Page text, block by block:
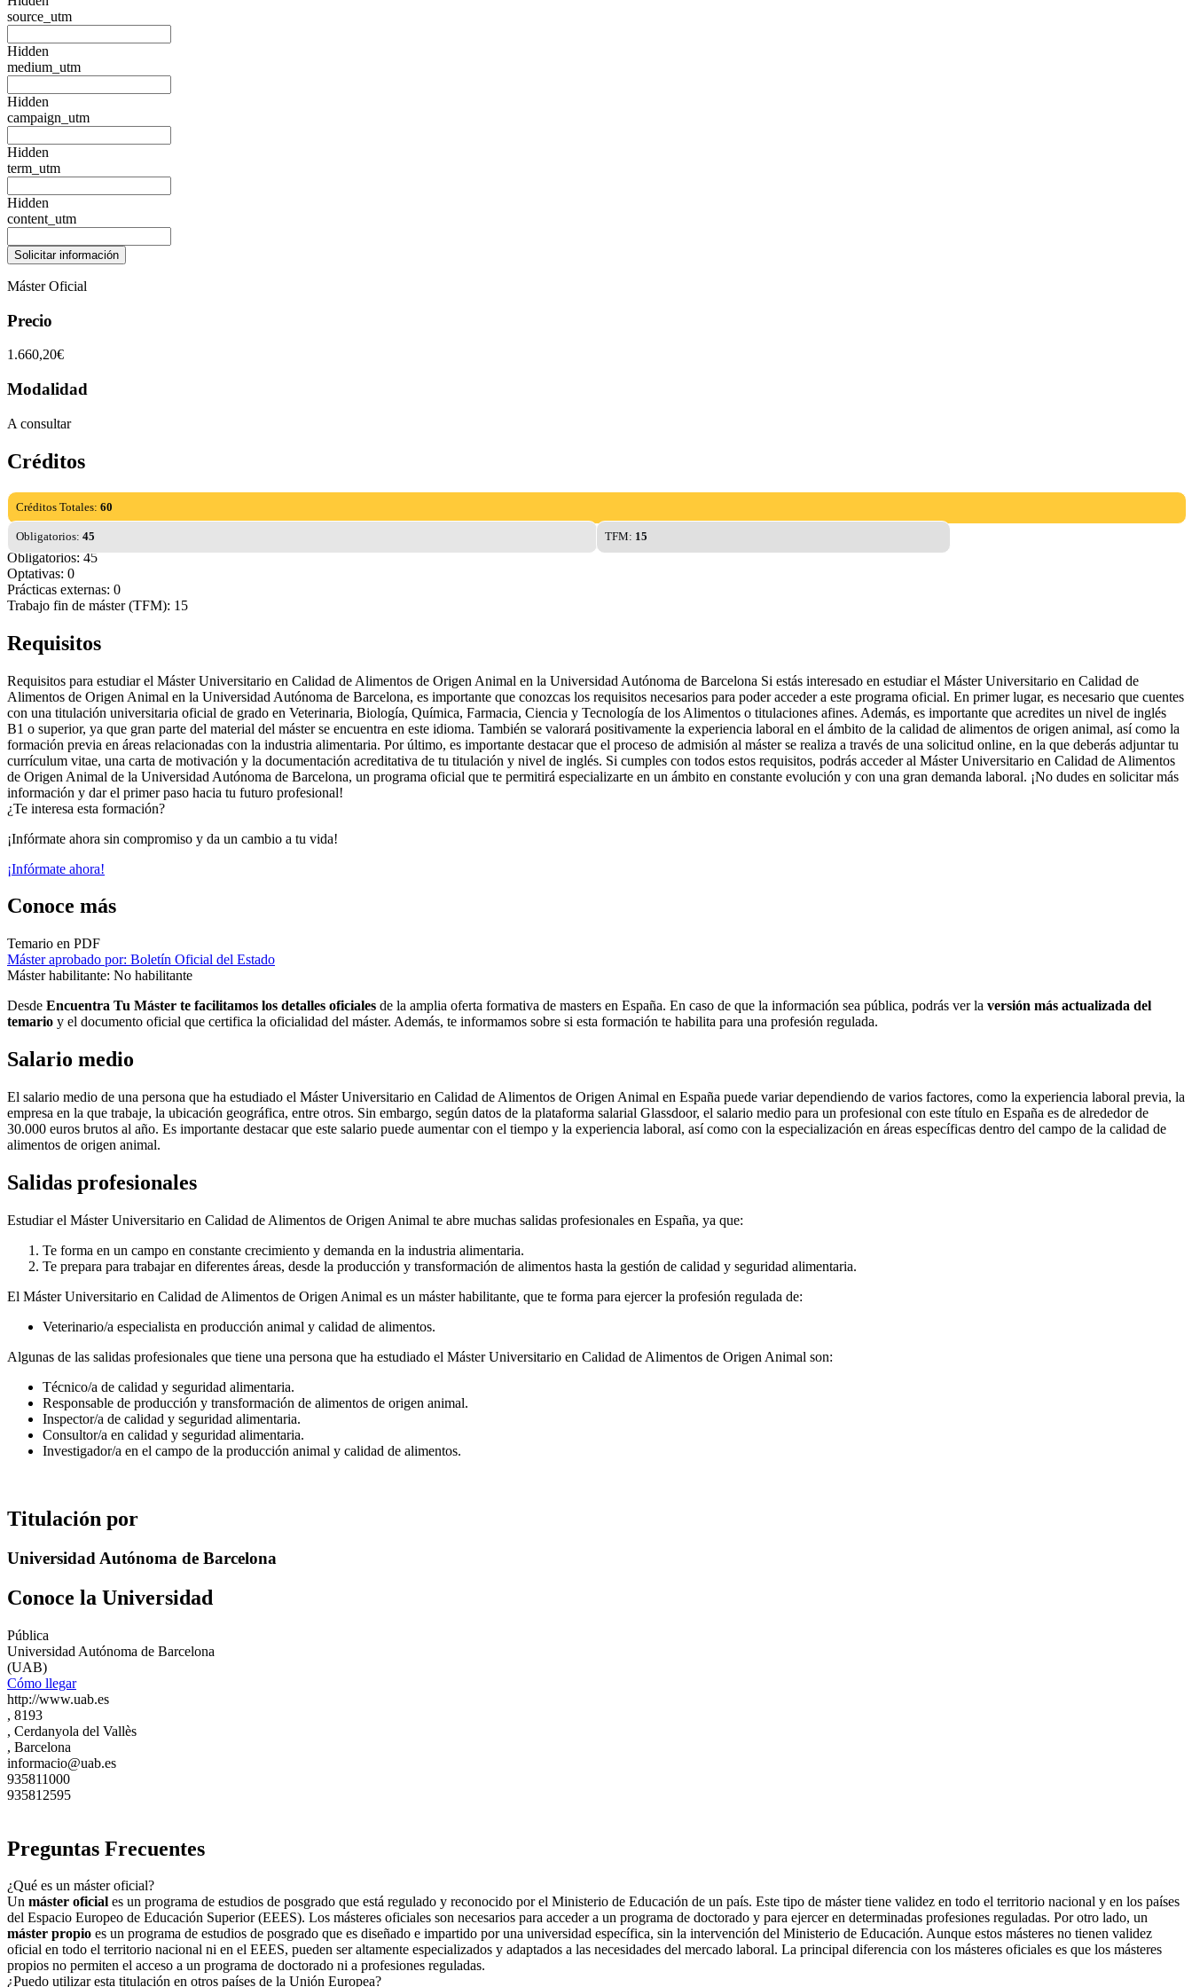
source_utm
Hidden
medium_utm
Hidden
campaign_utm
Hidden
term_utm
Hidden
content_utm
Máster Oficial
Precio
1.660,20€
Modalidad
A consultar
Créditos
Créditos Totales: 60
Obligatorios: 45 TFM: 15
Obligatorios: 45
Optativas: 0
Prácticas externas: 0
Trabajo fin de máster (TFM): 15
Requisitos
Requisitos para estudiar el Máster Universitario en Calidad de Alimentos de Origen Animal en la Universidad Autónoma de Barcelona Si estás interesado en estudiar el Máster Universitario en Calidad de
Alimentos de Origen Animal en la Universidad Autónoma de Barcelona, es importante que conozcas los requisitos necesarios para poder acceder a este programa oficial. En primer lugar, es necesario que cuentes
con una titulación universitaria oficial de grado en Veterinaria, Biología, Química, Farmacia, Ciencia y Tecnología de los Alimentos o titulaciones afines. Además, es importante que acredites un nivel de inglés
B1 o superior, ya que gran parte del material del máster se encuentra en este idioma. También se valorará positivamente la experiencia laboral en el ámbito de la calidad de alimentos de origen animal, así como la
formación previa en áreas relacionadas con la industria alimentaria. Por último, es importante destacar que el proceso de admisión al máster se realiza a través de una solicitud online, en la que deberás adjuntar tu
currículum vitae, una carta de motivación y la documentación acreditativa de tu titulación y nivel de inglés. Si cumples con todos estos requisitos, podrás acceder al Máster Universitario en Calidad de Alimentos
de Origen Animal de la Universidad Autónoma de Barcelona, un programa oficial que te permitirá especializarte en un ámbito en constante evolución y con una gran demanda laboral. ¡No dudes en solicitar más
información y dar el primer paso hacia tu futuro profesional!
¿Te interesa esta formación?
¡Infórmate ahora sin compromiso y da un cambio a tu vida!
¡Infórmate ahora!
Conoce más
Temario en PDF
Máster aprobado por: Boletín Oficial del Estado
Máster habilitante: No habilitante
Desde Encuentra Tu Máster te facilitamos los detalles oficiales de la amplia oferta formativa de masters en España. En caso de que la información sea pública, podrás ver la versión más actualizada del
temario y el documento oficial que certifica la oficialidad del máster. Además, te informamos sobre si esta formación te habilita para una profesión regulada.
Salario medio
El salario medio de una persona que ha estudiado el Máster Universitario en Calidad de Alimentos de Origen Animal en España puede variar dependiendo de varios factores, como la experiencia laboral previa, la
empresa en la que trabaje, la ubicación geográfica, entre otros. Sin embargo, según datos de la plataforma salarial Glassdoor, el salario medio para un profesional con este título en España es de alrededor de
30.000 euros brutos al año. Es importante destacar que este salario puede aumentar con el tiempo y la experiencia laboral, así como con la especialización en áreas específicas dentro del campo de la calidad de
alimentos de origen animal.
Salidas profesionales
Estudiar el Máster Universitario en Calidad de Alimentos de Origen Animal te abre muchas salidas profesionales en España, ya que:
Te forma en un campo en constante crecimiento y demanda en la industria alimentaria.
Te prepara para trabajar en diferentes áreas, desde la producción y transformación de alimentos hasta la gestión de calidad y seguridad alimentaria.
El Máster Universitario en Calidad de Alimentos de Origen Animal es un máster habilitante, que te forma para ejercer la profesión regulada de:
Veterinario/a especialista en producción animal y calidad de alimentos.
Algunas de las salidas profesionales que tiene una persona que ha estudiado el Máster Universitario en Calidad de Alimentos de Origen Animal son:
Técnico/a de calidad y seguridad alimentaria.
Responsable de producción y transformación de alimentos de origen animal.
Inspector/a de calidad y seguridad alimentaria.
Consultor/a en calidad y seguridad alimentaria.
Investigador/a en el campo de la producción animal y calidad de alimentos.
Titulación por
Universidad Autónoma de Barcelona
Conoce la Universidad
Pública
Universidad Autónoma de Barcelona
(UAB)
Cómo llegar
http://www.uab.es
, 8193
, Cerdanyola del Vallès
, Barcelona
informacio@uab.es
935811000
935812595
Preguntas Frecuentes
¿Qué es un máster oficial?
Un máster oficial es un programa de estudios de posgrado que está regulado y reconocido por el Ministerio de Educación de un país. Este tipo de máster tiene validez en todo el territorio nacional y en los países
del Espacio Europeo de Educación Superior (EEES). Los másteres oficiales son necesarios para acceder a un programa de doctorado y para ejercer en determinadas profesiones reguladas. Por otro lado, un
máster propio es un programa de estudios de posgrado que es diseñado e impartido por una universidad específica, sin la intervención del Ministerio de Educación. Aunque estos másteres no tienen validez
oficial en todo el territorio nacional ni en el EEES, pueden ser altamente especializados y adaptados a las necesidades del mercado laboral. La principal diferencia con los másteres oficiales es que los másteres
propios no permiten el acceso a un programa de doctorado ni a profesiones reguladas.
¿Puedo utilizar esta titulación en otros países de la Unión Europea?